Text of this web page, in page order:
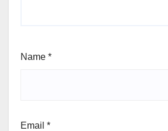
Name *
Email *